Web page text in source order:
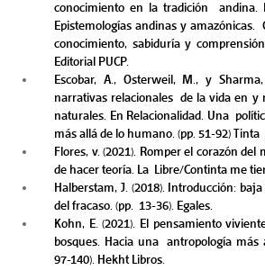
conocimiento en la tradición  andina.
Epistemologías andinas y amazónicas.
conocimiento, sabiduría y
Editorial PUCP.
Escobar, A., Osterweil, M., y
narrativas relacionales  de la vida en y
naturales. En Relacionalidad. Una
más allá de lo humano. (pp. 51-92) Tinta
Flores, v. (2021). Romper el corazón
de hacer teoría. La  Libre/Continta me
Halberstam, J. (2018). Introducción:
del fracaso. (pp.  13-36). Egales.
Kohn, E. (2021). El pensamiento
bosques. Hacia una  antropología más
97-140). Hekht Libros.